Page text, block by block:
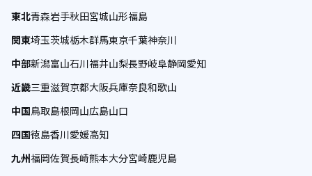
東北青森岩手秋田宮城山形福島
関東埼玉茨城栃木群馬東京千葉神奈川
中部新潟富山石川福井山梨長野岐阜静岡愛知
近畿三重滋賀京都大阪兵庫奈良和歌山
中国鳥取島根岡山広島山口
四国徳島香川愛媛高知
九州福岡佐賀長崎熊本大分宮崎鹿児島